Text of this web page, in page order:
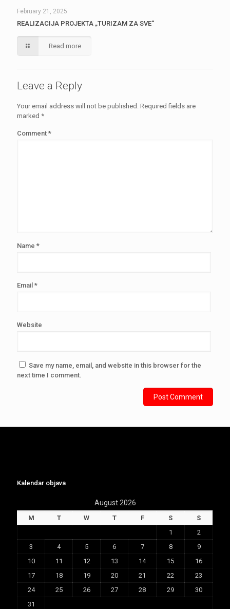
February 21, 2025
REALIZACIJA PROJEKTA „TURIZAM ZA SVE“
Read more
Leave a Reply
Your email address will not be published. Required fields are
marked *
Comment *
Name *
Email *
Website
Save my name, email, and website in this browser for the
next time I comment.
Kalendar objava
August 2026
M T W T F S
S
1
2
3
4 5 6 7 8
9
10
11 12 13 14 15
16
17
18 19 20 21 22
23
24
25 26 27 28 29
30
31